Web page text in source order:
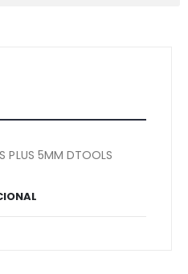
PLUS 5MM DTOOLS